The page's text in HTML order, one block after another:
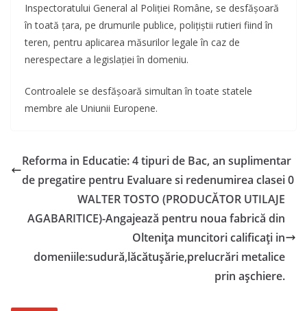
Inspectoratului General al Poliției Române, se desfășoară
în toată țara, pe drumurile publice, polițiștii rutieri fiind în
teren, pentru aplicarea măsurilor legale în caz de
nerespectare a legislației în domeniu.
Controalele se desfășoară simultan în toate statele
membre ale Uniunii Europene.
Reforma in Educatie: 4 tipuri de Bac, an suplimentar
de pregatire pentru Evaluare si redenumirea clasei 0
WALTER TOSTO (PRODUCĂTOR UTILAJE
AGABARITICE)-Angajează pentru noua fabrică din
Oltenița muncitori calificați in
domeniile:sudură,lăcătușărie,prelucrări metalice
prin așchiere.